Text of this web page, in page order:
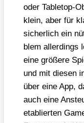
oder Table­top-
klein, aber für
sicher­lich ein
blem aller­dings
eine grö­ße­re
und mit die­sen
über eine App,
auch eine
eta­blier­ten